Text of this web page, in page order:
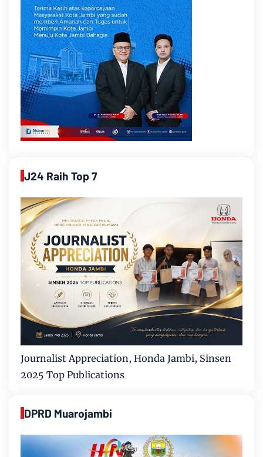
J24 Raih Top 7
Journalist Appreciation, Honda Jambi, Sinsen
2025 Top Publications
DPRD Muarojambi